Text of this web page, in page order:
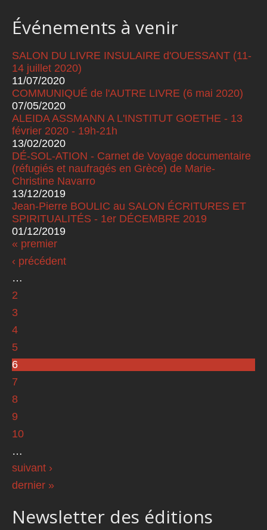
Événements à venir
SALON DU LIVRE INSULAIRE d'OUESSANT (11-
14 juillet 2020)
11/07/2020
COMMUNIQUÉ de l'AUTRE LIVRE (6 mai 2020)
07/05/2020
ALEIDA ASSMANN A L'INSTITUT GOETHE - 13
février 2020 - 19h-21h
13/02/2020
DÉ-SOL-ATION - Carnet de Voyage documentaire
(réfugiés et naufragés en Grèce) de Marie-
Christine Navarro
13/12/2019
Jean-Pierre BOULIC au SALON ÉCRITURES ET
SPIRITUALITÉS - 1er DÉCEMBRE 2019
01/12/2019
Pages
« premier
‹ précédent
…
2
3
4
5
6
7
8
9
10
…
suivant ›
dernier »
Newsletter des éditions